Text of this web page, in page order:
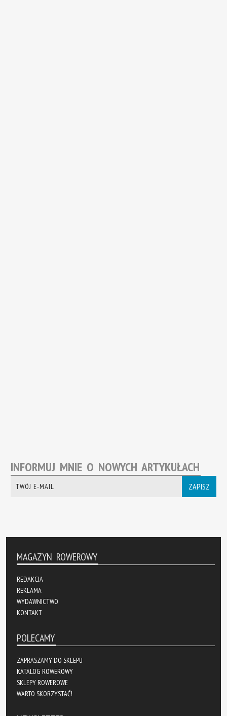
INFORMUJ MNIE O NOWYCH ARTYKUŁACH
ZAPISZ
MAGAZYN ROWEROWY
REDAKCJA
REKLAMA
WYDAWNICTWO
KONTAKT
POLECAMY
ZAPRASZAMY DO SKLEPU
KATALOG ROWEROWY
SKLEPY ROWEROWE
WARTO SKORZYSTAĆ!